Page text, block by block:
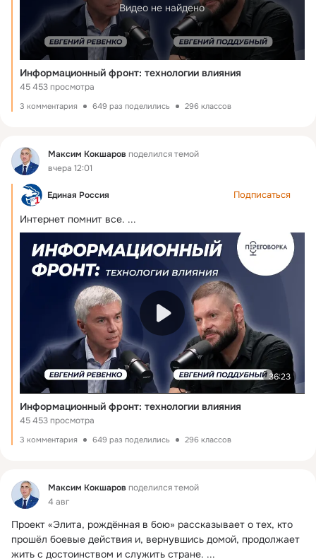
Видео не найдено
Информационный фронт: технологии влияния
45 453 просмотра
3 комментария 649 раз поделились 296 классов
Фид Максим Кокшаров поделился темой
вчера 12:01
Единая Россия Подписаться
Интернет помнит все. ...
36:23
Информационный фронт: технологии влияния
45 453 просмотра
3 комментария 649 раз поделились 296 классов
Фид Максим Кокшаров поделился темой
4 авг
Проект «Элита, рождённая в бою» рассказывает о тех, кто
прошёл боевые действия и, вернувшись домой, продолжает
жить с достоинством и служить стране. ...